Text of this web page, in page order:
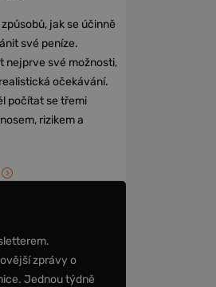
jak se účinně
své peníze.
nejprve své možnosti,
očekávání.
počítat se třemi
rizikem a
zprávy o
Jednou týdně